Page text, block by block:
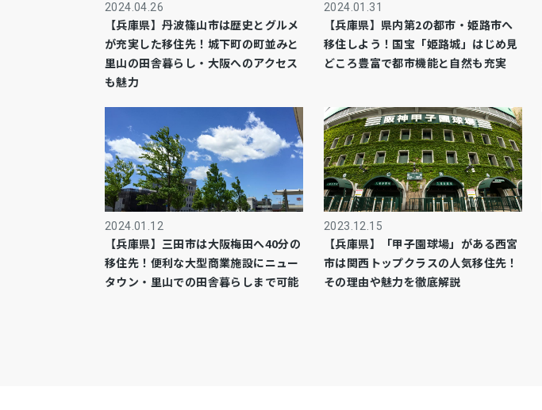
2024.04.26
【兵庫県】丹波篠山市は歴史とグルメ
が充実した移住先！城下町の町並みと
里山の田舎暮らし・大阪へのアクセス
も魅力
2024.01.31
【兵庫県】県内第2の都市・姫路市へ
移住しよう！国宝「姫路城」はじめ見
どころ豊富で都市機能と自然も充実
2024.01.12
【兵庫県】三田市は大阪梅田へ40分の
移住先！便利な大型商業施設にニュー
タウン・里山での田舎暮らしまで可能
2023.12.15
【兵庫県】「甲子園球場」がある西宮
市は関西トップクラスの人気移住先！
その理由や魅力を徹底解説